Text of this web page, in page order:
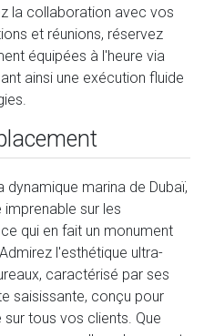
la collaboration avec vos
et réunions, réservez
équipées à l'heure via
ainsi une exécution fluide
marina de Dubaï,
sur les
qui en fait un monument
l'esthétique ultra-
caractérisé par ses
saisissante, conçu pour
tous vos clients. Que